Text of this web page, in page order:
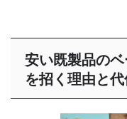
安い既製品のベ
を招く理由と